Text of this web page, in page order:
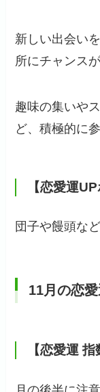
新しい出会い
所にチャンス
趣味の集いや
ど、積極的に
【恋愛運
団子や饅頭な
11月の恋
【恋愛運